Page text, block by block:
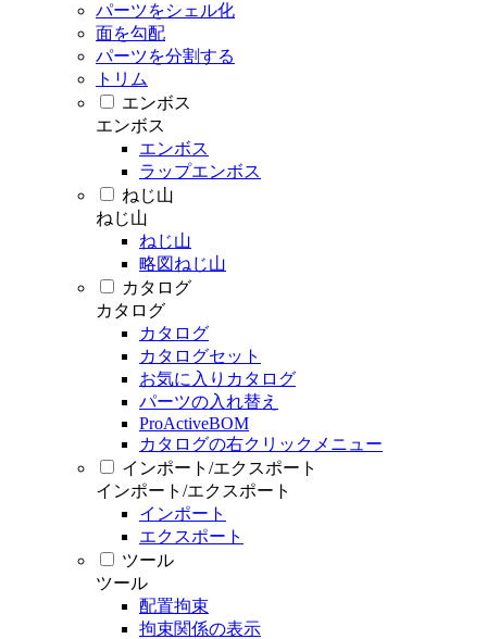
パーツをシェル化
面を勾配
パーツを分割する
トリム
エンボス
エンボス
エンボス
ラップエンボス
ねじ山
ねじ山
ねじ山
略図ねじ山
カタログ
カタログ
カタログ
カタログセット
お気に入りカタログ
パーツの入れ替え
ProActiveBOM
カタログの右クリックメニュー
インポート/エクスポート
インポート/エクスポート
インポート
エクスポート
ツール
ツール
配置拘束
拘束関係の表示